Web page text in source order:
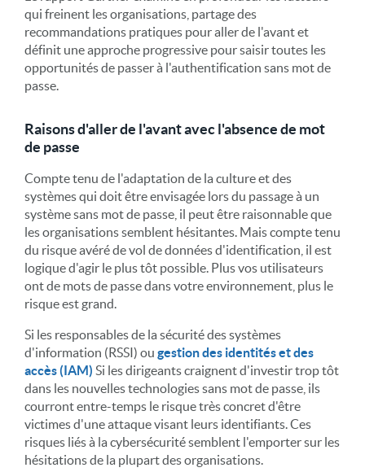
qui freinent les organisations, partage des
recommandations pratiques pour aller de l'avant et
définit une approche progressive pour saisir toutes les
opportunités de passer à l'authentification sans mot de
passe.
Raisons d'aller de l'avant avec l'absence de mot
de passe
Compte tenu de l'adaptation de la culture et des
systèmes qui doit être envisagée lors du passage à un
système sans mot de passe, il peut être raisonnable que
les organisations semblent hésitantes. Mais compte tenu
du risque avéré de vol de données d'identification, il est
logique d'agir le plus tôt possible. Plus vos utilisateurs
ont de mots de passe dans votre environnement, plus le
risque est grand.
Si les responsables de la sécurité des systèmes
d'information (RSSI) ou gestion des identités et des
accès (IAM) Si les dirigeants craignent d'investir trop tôt
dans les nouvelles technologies sans mot de passe, ils
courront entre-temps le risque très concret d'être
victimes d'une attaque visant leurs identifiants. Ces
risques liés à la cybersécurité semblent l'emporter sur les
hésitations de la plupart des organisations.